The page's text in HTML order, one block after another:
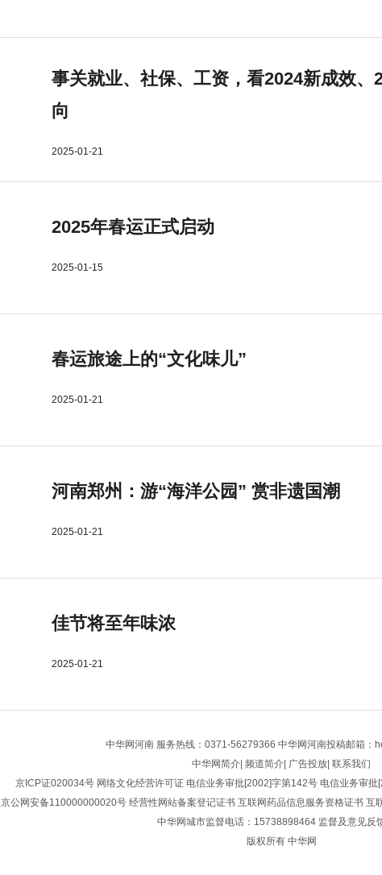
事关就业、社保、工资，看2024新成效、
向
2025-01-21
2025年春运正式启动
2025-01-15
春运旅途上的“文化味儿”
2025-01-21
河南郑州：游“海洋公园” 赏非遗国潮
2025-01-21
佳节将至年味浓
2025-01-21
中华网河南服务热线：0371-56279366 中华网河南投稿邮箱：
中华网简介 频道简介 广告投放 联系我们
京ICP证020034号 网络文化经营许可证 电信业务审批[2002]字第142号 电信业务审批
京公网安备110000000020号 经营性网站备案登记证书 互联网药品信息服务资格证书 互
中华网城市监督电话：15738898464 监督及意见反
版权所有 中华网